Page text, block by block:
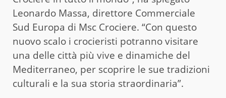
Leonardo Massa, direttore Commerciale
Sud Europa di Msc Crociere. “Con questo
nuovo scalo i crocieristi potranno visitare
una delle città più vive e dinamiche del
Mediterraneo, per scoprire le sue tradizioni
culturali e la sua storia straordinaria”.